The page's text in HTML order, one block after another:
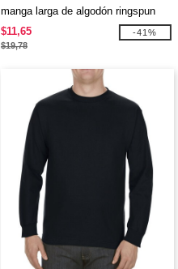
manga larga de algodón ringspun
Heavyweight para adultos
$11,65
$19,78
-41%